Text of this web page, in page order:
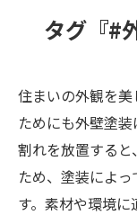
タグ『#
住まいの外観を
ためにも外壁塗
割れを放置する
ため、塗装によ
す。素材や環境